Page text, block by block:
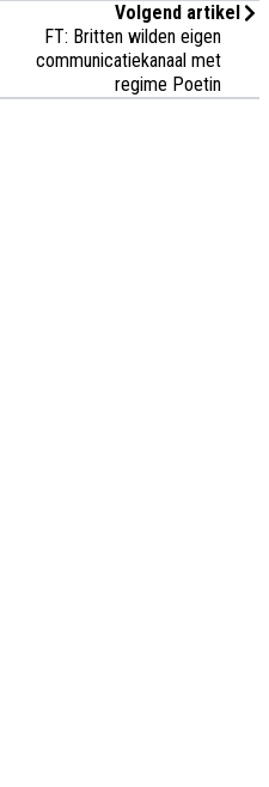
Volgend artikel
FT: Britten wilden eigen
communicatiekanaal met
regime Poetin